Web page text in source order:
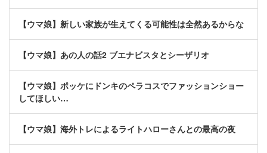
【ウマ娘】新しい家族が生えてくる可能性は全然あるからな
【ウマ娘】あの人の話2 ブエナビスタとシーザリオ
【ウマ娘】ポッケにドンキのペラコスでファッションショー
してほしい…
【ウマ娘】海外トレによるライトハローさんとの最高の夜